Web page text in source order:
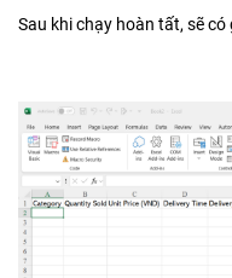
Sau khi chạy hoàn tất, sẽ